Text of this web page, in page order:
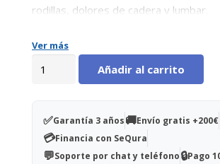
rodillas, dolores de cadera y lumbar.
Ver más
plástico
14cm
Añadir al carrito
✅Garantía 3 años🚚Envío gratis +200€
💳Financia con SeQura
💬Soporte por chat y teléfono🔒Pago